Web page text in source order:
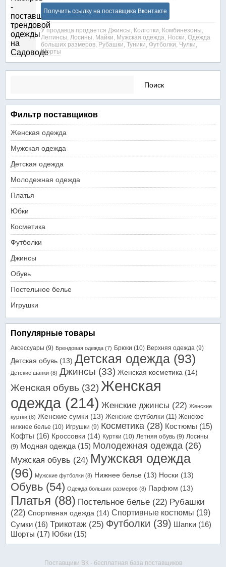
Получить ссылку на поставщика Вконтакте
У продавца продается Джинсы, Колготки, Комбинезоны,
Леггинсы, Лосины, Майки, Мужская одежда, Носки, Одежда
больших размеров, Рубашки, Туники, Футболки, Чулки,
Шорты
Найти:
Фильтр поставщиков
Женская одежда
Мужская одежда
Детская одежда
Молодежная одежда
Платья
Юбки
Косметика
Футболки
Джинсы
Обувь
Постельное белье
Игрушки
Популярные товары
Аксессуары (9) Брендовая одежда (7) Брюки (10) Верхняя одежда (9)
Детская обувь (13) Детская одежда (93)
Детские шапки (8) Джинсы (33) Женская косметика (14)
Женская обувь (32) Женская
одежда (214) Женские джинсы (22) Женские
куртки (8) Женские сумки (13) Женские футболки (11) Женское
нижнее белье (10) Игрушки (9) Косметика (28) Костюмы (15)
Кофты (16) Кроссовки (14) Куртки (10) Летняя обувь (9) Лосины
(9) Модная одежда (15) Молодежная одежда (26)
Мужская обувь (24) Мужская одежда
(96) Мужские футболки (8) Нижнее белье (13) Носки (13)
Обувь (54) Одежда больших размеров (8) Парфюм (13)
Платья (88) Постельное белье (22) Рубашки
(22) Спортивная одежда (14) Спортивные костюмы (19)
Сумки (16) Трикотаж (25) Футболки (39) Шапки (16)
Шорты (17) Юбки (15)
Поставщики ВК - бесплатная база поставщиков